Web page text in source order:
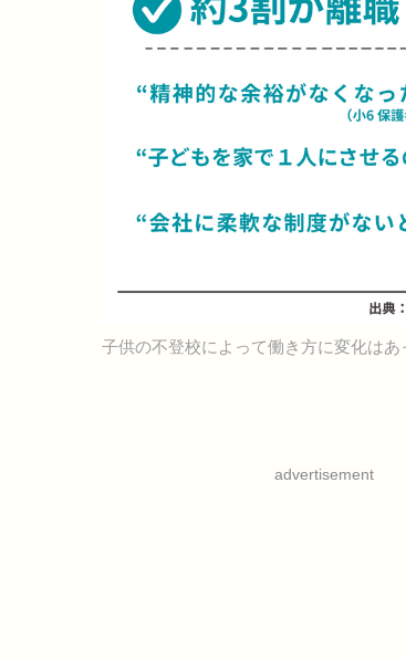
子供の不登校によって働き方に変化はあ
advertisement